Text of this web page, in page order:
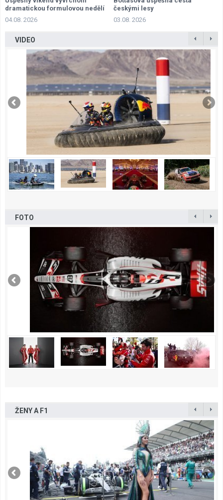
dramatickou formulovou nedělí
04.08. 2026
českými lesy
03.08. 2026
VIDEO
FOTO
ŽENY A F1